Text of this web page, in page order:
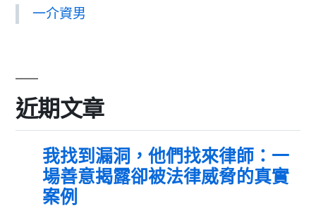
一介資男
近期文章
我找到漏洞，他們找來律師：一
場善意揭露卻被法律威脅的真實
案例